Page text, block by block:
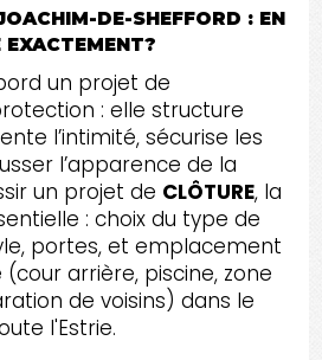
DE-SHEFFORD : EN
un projet de
: elle structure
l’intimité, sécurise les
l’apparence de la
un projet de CLÔTURE, la
: choix du type de
portes, et emplacement
(cour arrière, piscine, zone
de voisins) dans le
l'Estrie.